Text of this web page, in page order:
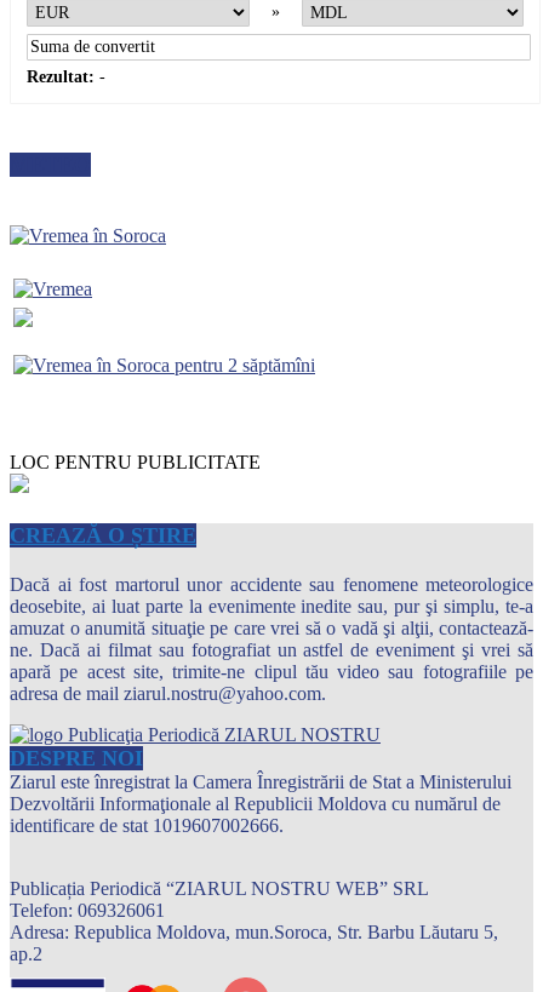
»
Rezultat: -
LOC PENTRU PUBLICITATE
CREAZĂ O ȘTIRE
Dacă ai fost martorul unor accidente sau fenomene meteorologice
deosebite, ai luat parte la evenimente inedite sau, pur şi simplu, te-a
amuzat o anumită situaţie pe care vrei să o vadă şi alţii, contactează-
ne. Dacă ai filmat sau fotografiat un astfel de eveniment şi vrei să
apară pe acest site, trimite-ne clipul tău video sau fotografiile pe
adresa de mail ziarul.nostru@yahoo.com.
DESPRE NOI
Ziarul este înregistrat la Camera Înregistrării de Stat a Ministerului
Dezvoltării Informaţionale al Republicii Moldova cu numărul de
identificare de stat 1019607002666.
Publicația Periodică “ZIARUL NOSTRU WEB” SRL
Telefon: 069326061
Adresa: Republica Moldova, mun.Soroca, Str. Barbu Lăutaru 5,
ap.2